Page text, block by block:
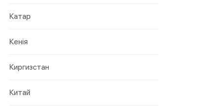
Катар
Кенія
Киргизстан
Китай